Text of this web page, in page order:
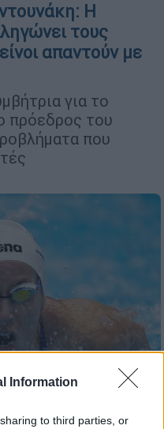
Information
to third parties, or
Η
τους
απαντούν με
για το
πρόεδρος του
που